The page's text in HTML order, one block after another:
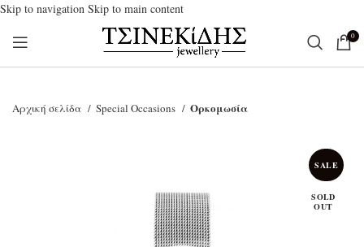
Skip to navigation Skip to main content
0
Αρχική σελίδα Special Occasions Ορκομωσία
SALE
SOLD
OUT